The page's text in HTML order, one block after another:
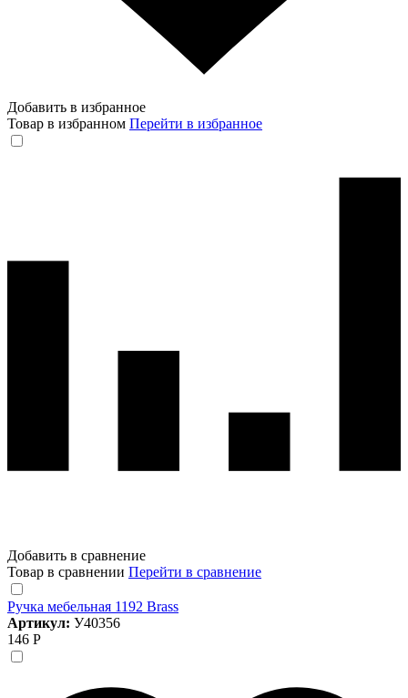
Добавить в избранное
Товар в избранном Перейти в избранное
Добавить в сравнение
Товар в сравнении Перейти в сравнение
Ручка мебельная 1192 Brass
Артикул: У40356
146 Р